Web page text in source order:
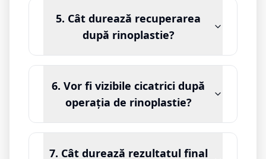
5. Cât durează recuperarea
după rinoplastie?
6. Vor fi vizibile cicatrici după
operația de rinoplastie?
7. Cât durează rezultatul final